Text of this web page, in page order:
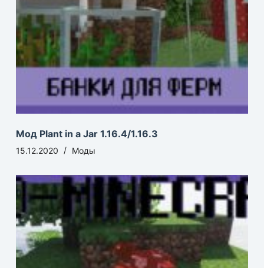
Мод Plant in a Jar 1.16.4/1.16.3
15.12.2020 Моды